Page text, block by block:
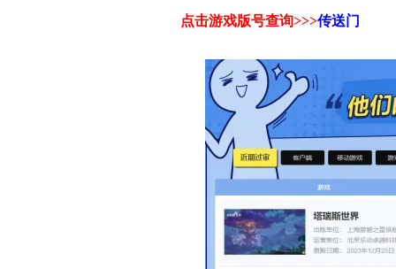
点击游戏版号查询>>>传送门